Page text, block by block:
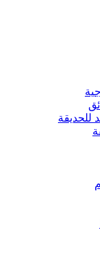
للحديقة